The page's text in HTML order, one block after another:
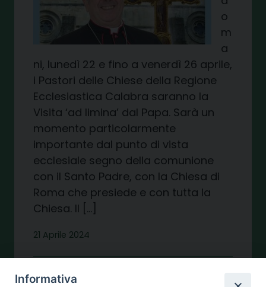
o
m
a
ni, lunedì 22 e fino a venerdì 26 aprile,
i Pastori delle Chiese della Regione
Ecclesiastica Calabra saranno la
Visita ‘ad limina’ dal Papa. Sarà un
momento particolarmente
importante dal punto di vista
ecclesiale segno della comunione
con il Santo Padre, con la Chiesa di
Roma che presiede e con tutta la
Chiesa. Il […]
21 Aprile 2024
LITURGIA
Informativa